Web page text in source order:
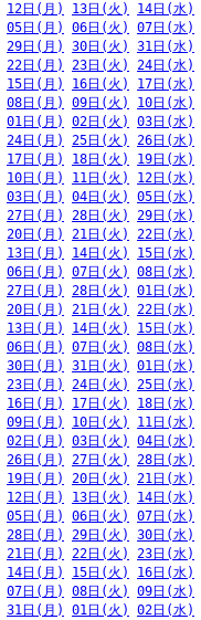
12日(月) 13日(火) 14日(水)
05日(月) 06日(火) 07日(水)
29日(月) 30日(火) 31日(水)
22日(月) 23日(火) 24日(水)
15日(月) 16日(火) 17日(水)
08日(月) 09日(火) 10日(水)
01日(月) 02日(火) 03日(水)
24日(月) 25日(火) 26日(水)
17日(月) 18日(火) 19日(水)
10日(月) 11日(火) 12日(水)
03日(月) 04日(火) 05日(水)
27日(月) 28日(火) 29日(水)
20日(月) 21日(火) 22日(水)
13日(月) 14日(火) 15日(水)
06日(月) 07日(火) 08日(水)
27日(月) 28日(火) 01日(水)
20日(月) 21日(火) 22日(水)
13日(月) 14日(火) 15日(水)
06日(月) 07日(火) 08日(水)
30日(月) 31日(火) 01日(水)
23日(月) 24日(火) 25日(水)
16日(月) 17日(火) 18日(水)
09日(月) 10日(火) 11日(水)
02日(月) 03日(火) 04日(水)
26日(月) 27日(火) 28日(水)
19日(月) 20日(火) 21日(水)
12日(月) 13日(火) 14日(水)
05日(月) 06日(火) 07日(水)
28日(月) 29日(火) 30日(水)
21日(月) 22日(火) 23日(水)
14日(月) 15日(火) 16日(水)
07日(月) 08日(火) 09日(水)
31日(月) 01日(火) 02日(水)